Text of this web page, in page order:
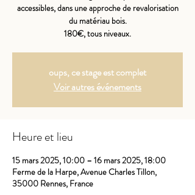
accessibles, dans une approche de revalorisation
du matériau bois.
180€, tous niveaux.
oups, ce stage est complet
Voir autres événements
Heure et lieu
15 mars 2025, 10:00 – 16 mars 2025, 18:00
Ferme de la Harpe, Avenue Charles Tillon,
35000 Rennes, France